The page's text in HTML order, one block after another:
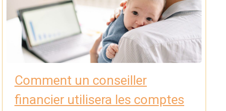
Comment un conseiller
financier utilisera les comptes